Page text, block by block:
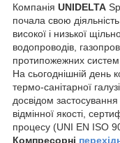
Компанія UNIDELTA
почала свою
високої і низької
водопроводів,
протипожежних
На сьогоднішній день
термо-санітарної
досвідом застосування
відмінної якості,
процесу (UNI EN ISO
Компресорні